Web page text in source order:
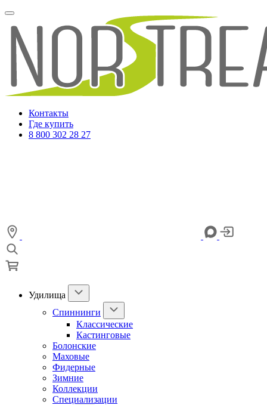
Контакты
Где купить
8 800 302 28 27
Удилища
Спиннинги
Классические
Кастинговые
Болонские
Маховые
Фидерные
Зимние
Коллекции
Специализации